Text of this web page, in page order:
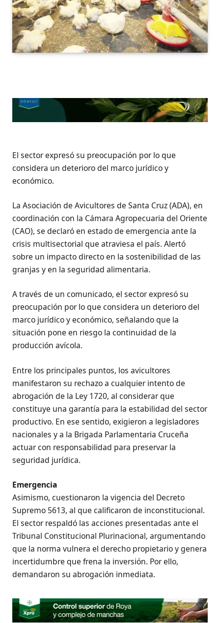
El sector expresó su preocupación por lo que
considera un deterioro del marco jurídico y
económico.
La Asociación de Avicultores de Santa Cruz (ADA), en
coordinación con la Cámara Agropecuaria del Oriente
(CAO), se declaró en estado de emergencia ante la
crisis multisectorial que atraviesa el país. Alertó
sobre un impacto directo en la sostenibilidad de las
granjas y en la seguridad alimentaria.
A través de un comunicado, el sector expresó su
preocupación por lo que considera un deterioro del
marco jurídico y económico, señalando que la
situación pone en riesgo la continuidad de la
producción avícola.
Entre los principales puntos, los avicultores
manifestaron su rechazo a cualquier intento de
abrogación de la Ley 1720, al considerar que
constituye una garantía para la estabilidad del sector
productivo. En ese sentido, exigieron a legisladores
nacionales y a la Brigada Parlamentaria Cruceña
actuar con responsabilidad para preservar la
seguridad jurídica.
Emergencia
Asimismo, cuestionaron la vigencia del Decreto
Supremo 5613, al que calificaron de inconstitucional.
El sector respaldó las acciones presentadas ante el
Tribunal Constitucional Plurinacional, argumentando
que la norma vulnera el derecho propietario y genera
incertidumbre que frena la inversión. Por ello,
demandaron su abrogación inmediata.